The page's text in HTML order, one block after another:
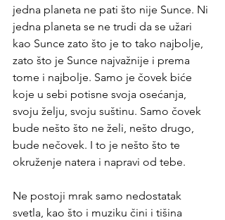
jedna planeta ne pati što nije Sunce. Ni
jedna planeta se ne trudi da se užari
kao Sunce zato što je to tako najbolje,
zato što je Sunce najvažnije i prema
tome i najbolje. Samo je čovek biće
koje u sebi potisne svoja osećanja,
svoju želju, svoju suštinu. Samo čovek
bude nešto što ne želi, nešto drugo,
bude nečovek. I to je nešto što te
okruženje natera i napravi od tebe.
Ne postoji mrak samo nedostatak
svetla, kao što i muziku čini i tišina